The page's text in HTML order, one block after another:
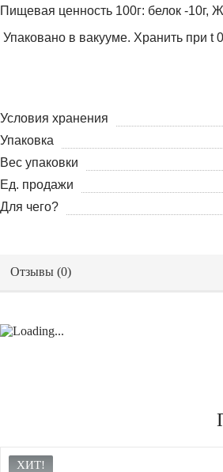
Пищевая ценность 100г: белок -10г,
Упаковано в вакууме. Хранить при t
Условия хранения
Упаковка
Вес упаковки
Ед. продажи
Для чего?
Отзывы (0)
ХИТ!